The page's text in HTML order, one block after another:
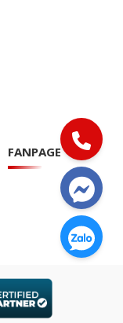
FANPAGE